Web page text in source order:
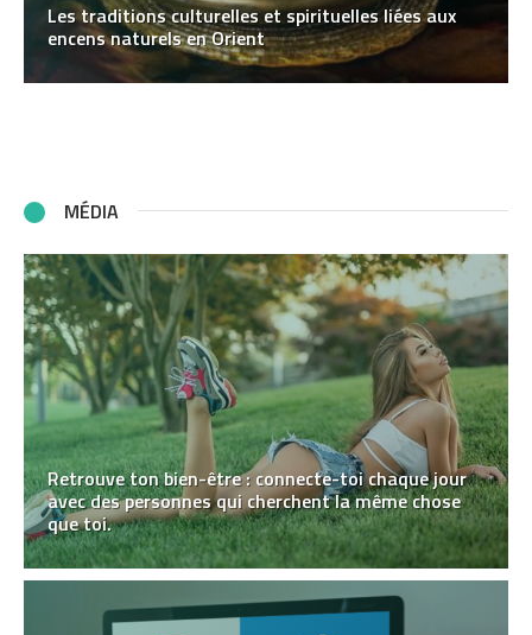
Les traditions culturelles et spirituelles liées aux
encens naturels en Orient
MÉDIA
Retrouve ton bien-être : connecte-toi chaque jour
avec des personnes qui cherchent la même chose
que toi.